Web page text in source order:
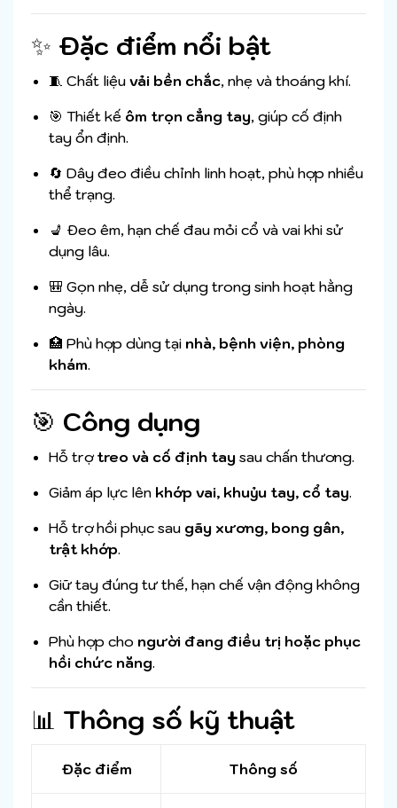
✨ Đặc điểm nổi bật
🧵 Chất liệu vải bền chắc, nhẹ và thoáng khí.
🎯 Thiết kế ôm trọn cẳng tay, giúp cố định
tay ổn định.
🔄 Dây đeo điều chỉnh linh hoạt, phù hợp nhiều
thể trạng.
💺 Đeo êm, hạn chế đau mỏi cổ và vai khi sử
dụng lâu.
🎒 Gọn nhẹ, dễ sử dụng trong sinh hoạt hằng
ngày.
🏥 Phù hợp dùng tại nhà, bệnh viện, phòng
khám.
🎯 Công dụng
Hỗ trợtreo và cố định tay sau chấn thương.
Giảm áp lực lên khớp vai, khuỷu tay, cổ tay.
Hỗ trợ hồi phục sau gãy xương, bong gân,
trật khớp.
Giữ tay đúng tư thế, hạn chế vận động không
cần thiết.
Phù hợp cho người đang điều trị hoặc phục
hồi chức năng.
📊 Thông số kỹ thuật
Đặc điểm Thông số